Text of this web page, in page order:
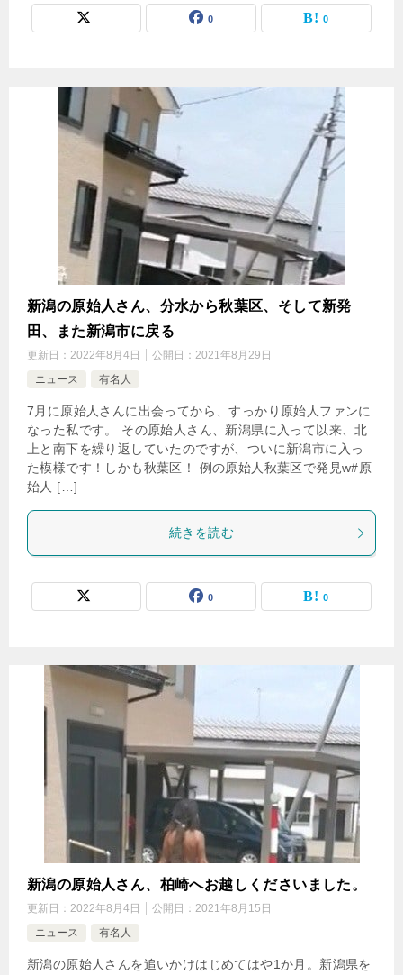
0 0
新潟の原始人さん、分水から秋葉区、そして新発
田、また新潟市に戻る
更新日： 2022年8月4日 公開日： 2021年8月29日
ニュース
有名人
7月に原始人さんに出会ってから、すっかり原始人ファンに
なった私です。 その原始人さん、新潟県に入って以来、北
上と南下を繰り返していたのですが、ついに新潟市に入っ
た模様です！しかも秋葉区！ 例の原始人秋葉区で発見w#原
始人 […]
続きを読む
0 0
新潟の原始人さん、柏崎へお越しくださいました。
更新日： 2022年8月4日 公開日： 2021年8月15日
ニュース
有名人
新潟の原始人さんを追いかけはじめてはや1か月。新潟県を